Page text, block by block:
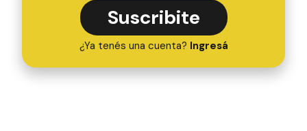
Suscribite
¿Ya tenés una cuenta? Ingresá